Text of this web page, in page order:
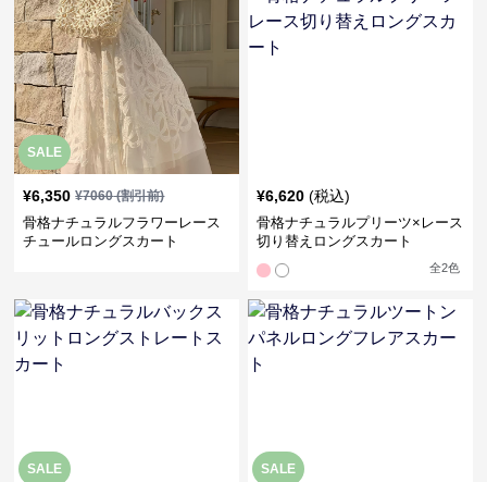
SALE
¥6,350 ¥7060(割引前)
骨格ナチュラルフラワーレース
チュールロングスカート
¥6,620 (税込)
骨格ナチュラルプリーツ×レース
切り替えロングスカート
全2色
SALE SALE